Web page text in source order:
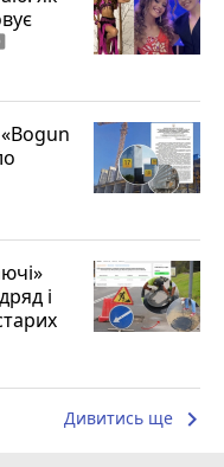
і
Дивитись ще keyboard_arrow_right